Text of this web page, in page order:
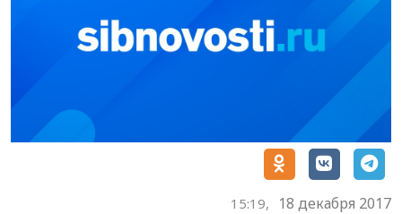
15:19, 18 декабря 2017